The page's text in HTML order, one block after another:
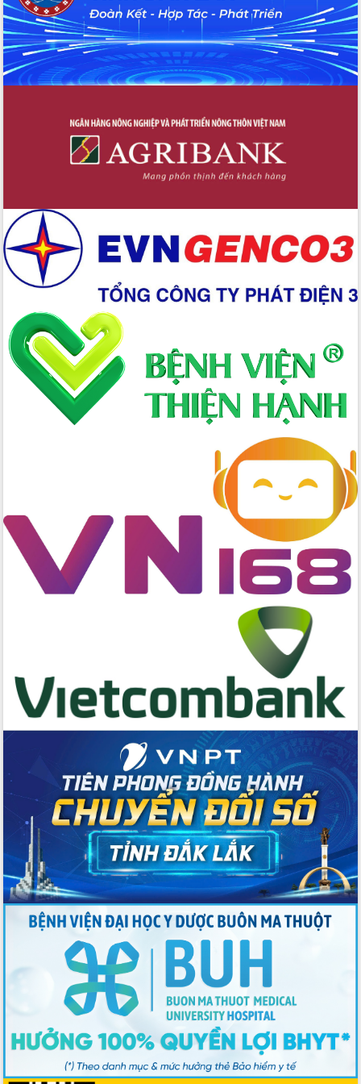
chúc mừng các bệnh viện nhân Ngày
Thầy thuốc Việt Nam
Rộn ràng lễ hội truyền thống Sông
nước Đà Nông lần thứ I năm 2026
Kỳ họp Chuyên đề lần thứ Năm, HĐND
Thống nhất danh sách giới thiệu ứng
cử đại biểu Quốc hội khoá XVI và đại
biểu HĐND tỉnh Đắk Lắk, nhiệm kỳ
Phát động hai phong trào thi đua quan
trọng trong kỷ nguyên mới
Hội nghị lần thứ tư Ban Chỉ đạo công
tác bầu cử tỉnh Đắk Lắk
Hội nghị Báo cáo viên Trung ương
Phó Thủ tướng Hồ Quốc Dũng đánh giá
cao kết quả Chiến dịch Quang Trung
tại Đắk Lắk
Hội nghị Ban Chấp hành Đảng bộ tỉnh
Đắk Lắk lần thứ 2 (mở rộng)
Tập trung giải phóng mặt bằng, đẩy
nhanh tiến độ Tuyến đường bộ ven
quốc phòng, quân sự địa phương năm
2025
Tập trung triển khai quyết liệt, đồng bộ
các giải pháp nhằm thực hiện hiệu quả
các nhiệm vụ đề ra năm 2025
nghiệp nước ngoài
Đắk Lắk định vị thương hiệu du lịch
“Biển – Rừng – Cà phê” trong không
gian phát triển mới
Hội nghị chia sẻ kinh nghiệm, chuyển
giao kỹ thuật y tế, định hướng phát
triển chuyên sâu đến 2030
Chuyển đổi số mở ra không gian phát
triển trong lĩnh vực văn hóa, du lịch
Công bố quyết định của Ban Thường
vụ Tỉnh ủy về công tác cán bộ.
Thủ tướng Phạm Minh Chính: Khẩn
trương tái thiết cuộc sống người dân
sau thiên tai
Tập trung nâng cao chất lượng, tổ
chức sản xuất sầu riêng theo hướng
bền vững
Đẩy nhanh công tác khắc phục, ổn
định đời sống Nhân dân sau bão số 13
Bí thư Tỉnh ủy Lương Nguyễn Minh
Triết dự Ngày hội đại đoàn kết tại
Buôn Đăk Tuôr, xã Cư Pui
Khởi công xây dựng Trường Phổ thông